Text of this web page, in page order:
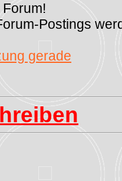
Postings
gerade